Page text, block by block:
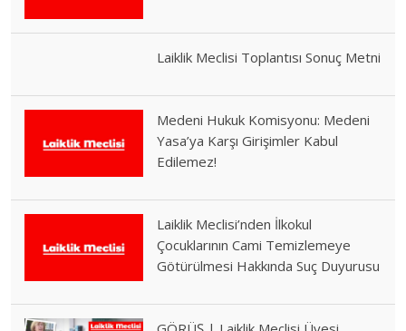
Laiklik Meclisi Toplantısı Sonuç Metni
Medeni Hukuk Komisyonu: Medeni
Yasa’ya Karşı Girişimler Kabul
Edilemez!
Laiklik Meclisi’nden İlkokul
Çocuklarının Cami Temizlemeye
Götürülmesi Hakkında Suç Duyurusu